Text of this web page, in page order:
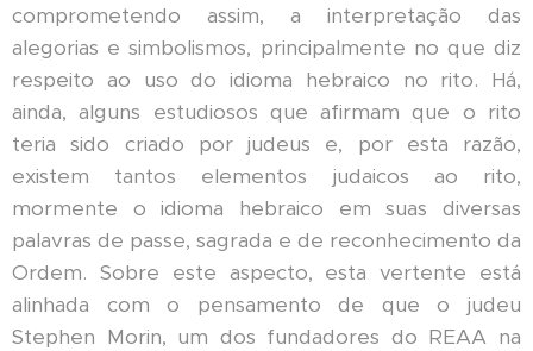
comprometendo assim, a interpretação das
alegorias e simbolismos, principalmente no que diz
respeito ao uso do idioma hebraico no rito. Há,
ainda, alguns estudiosos que afirmam que o rito
teria sido criado por judeus e, por esta razão,
existem tantos elementos judaicos ao rito,
mormente o idioma hebraico em suas diversas
palavras de passe, sagrada e de reconhecimento da
Ordem. Sobre este aspecto, esta vertente está
alinhada com o pensamento de que o judeu
Stephen Morin, um dos fundadores do REAA na